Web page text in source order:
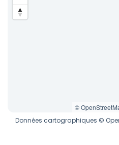
©
Données cartographiques ©